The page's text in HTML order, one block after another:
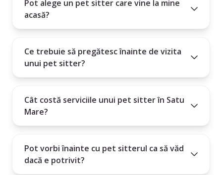
Pot alege un pet sitter care vine la mine
acasă?
Ce trebuie să pregătesc înainte de vizita
unui pet sitter?
Cât costă serviciile unui pet sitter în Satu
Mare?
Pot vorbi înainte cu pet sitterul ca să văd
dacă e potrivit?